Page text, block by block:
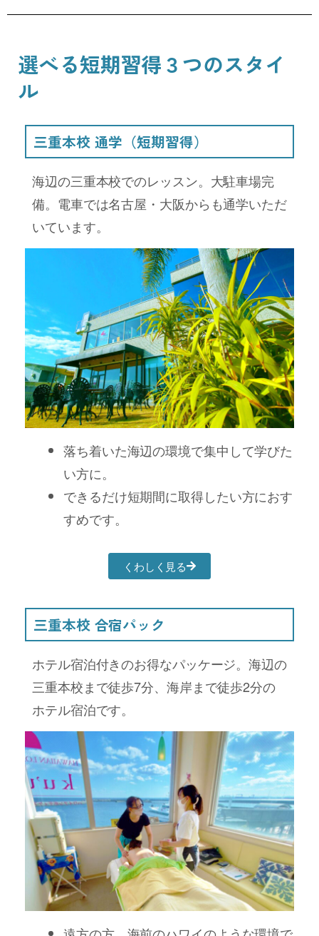
選べる短期習得３つのスタイ
ル
三重本校 通学（短期習得）
海辺の三重本校でのレッスン。大駐車場完
備。電車では名古屋・大阪からも通学いただ
いています。
落ち着いた海辺の環境で集中して学びた
い方に。
できるだけ短期間に取得したい方におす
すめです。
くわしく見る
三重本校 合宿パック
ホテル宿泊付きのお得なパッケージ。海辺の
三重本校まで徒歩7分、海岸まで徒歩2分の
ホテル宿泊です。